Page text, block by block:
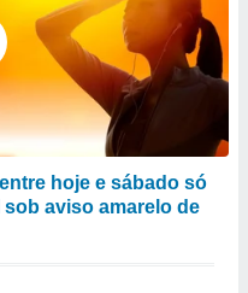
hoje e sábado só
aviso amarelo de